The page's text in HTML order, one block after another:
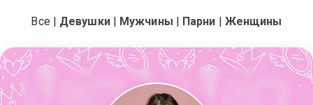
Все | Девушки| Мужчины | Парни | Женщины